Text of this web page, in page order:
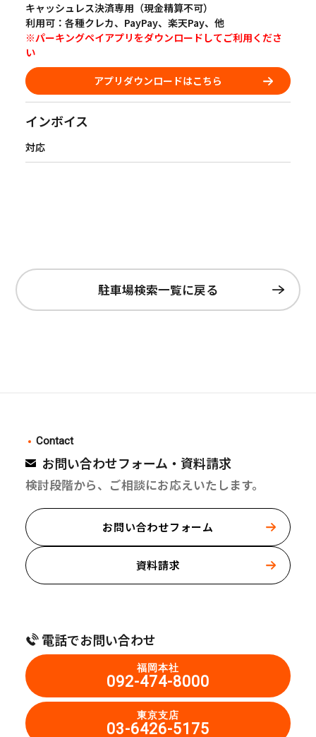
キャッシュレス決済専用（現金精算不可）
利用可：各種クレカ、PayPay、楽天Pay、他
※パーキングペイアプリをダウンロードしてご利用くださ
い
アプリダウンロードはこちら
インボイス
対応
駐車場検索一覧に戻る
Contact
お問い合わせフォーム・資料請求
検討段階から、ご相談にお応えいたします。
お問い合わせフォーム
資料請求
電話でお問い合わせ
福岡本社
092-474-8000
東京支店
03-6426-5175